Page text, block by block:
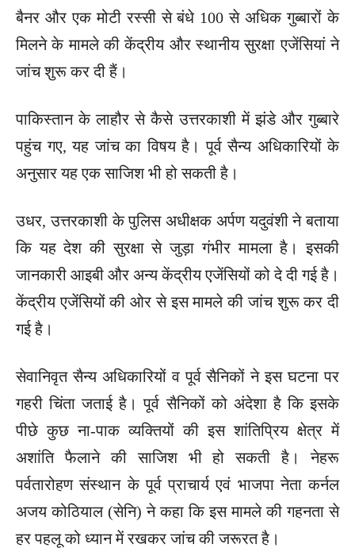
बैनर और एक मोटी रस्सी से बंधे 100 से अधिक गुब्बारों के
मिलने के मामले की केंद्रीय और स्थानीय सुरक्षा एजेंसियां ने
जांच शुरू कर दी हैं।
पाकिस्तान के लाहौर से कैसे उत्तरकाशी में झंडे और गुब्बारे
पहुंच गए, यह जांच का विषय है। पूर्व सैन्य अधिकारियों के
अनुसार यह एक साजिश भी हो सकती है।
उधर, उत्तरकाशी के पुलिस अधीक्षक अर्पण यदुवंशी ने बताया
कि यह देश की सुरक्षा से जुड़ा गंभीर मामला है। इसकी
जानकारी आइबी और अन्य केंद्रीय एजेंसियों को दे दी गई है।
केंद्रीय एजेंसियों की ओर से इस मामले की जांच शुरू कर दी
गई है।
सेवानिवृत सैन्य अधिकारियों व पूर्व सैनिकों ने इस घटना पर
गहरी चिंता जताई है। पूर्व सैनिकों को अंदेशा है कि इसके
पीछे कुछ ना-पाक व्यक्तियों की इस शांतिप्रिय क्षेत्र में
अशांति फैलाने की साजिश भी हो सकती है। नेहरू
पर्वतारोहण संस्थान के पूर्व प्राचार्य एवं भाजपा नेता कर्नल
अजय कोठियाल (सेनि) ने कहा कि इस मामले की गहनता से
हर पहलू को ध्यान में रखकर जांच की जरूरत है।